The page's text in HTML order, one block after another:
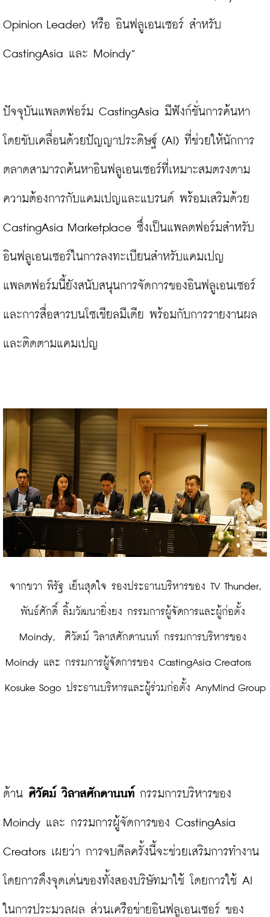
Opinion Leader) หรือ อินฟลูเอนเซอร์ สำหรับ
CastingAsia และ Moindy”
ปัจจุบันแพลตฟอร์ม CastingAsia มีฟังก์ชั่นการค้นหา
โดยขับเคลื่อนด้วยปัญญาประดิษฐ์ (AI) ที่ช่วยให้นักการ
ตลาดสามารถค้นหาอินฟลูเอนเซอร์ที่เหมาะสมตรงตาม
ความต้องการกับแคมเปญและแบรนด์ พร้อมเสริมด้วย
CastingAsia Marketplace ซึ่งเป็นแพลตฟอร์มสำหรับ
อินฟลูเอนเซอร์ในการลงทะเบียนสำหรับแคมเปญ
แพลตฟอร์มนี้ยังสนับสนุนการจัดการของอินฟลูเอนเซอร์
และการสื่อสารบนโซเชียลมีเดีย พร้อมกับการรายงานผล
และติดตามแคมเปญ
พันธ์ศักดิ์ ลิ้มวัฒนายิ่งยง กรรมการผู้จัดการและผู้ก่อตั้ง
Moindy,  ศิวัตม์ วิลาสศักดานนท์ กรรมการบริหารของ
Moindy และ กรรมการผู้จัดการของ CastingAsia Creators
Kosuke Sogo ประธานบริหารและผู้ร่วมก่อตั้ง AnyMind Group
ด้าน ศิวัตม์ วิลาสศักดานนท์ กรรมการบริหารของ
Moindy และ กรรมการผู้จัดการของ CastingAsia
Creators เผยว่า การจบดีลครั้งนี้จะช่วยเสริมการทำงาน
โดยการดึงจุดเด่นของทั้งสองบริษัทมาใช้ โดยการใช้ AI
ในการประมวลผล ส่วนเครือข่ายอินฟลูเอนเซอร์ ของ